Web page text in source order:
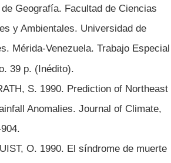
Geografía. Facultad de Ciencias
y Ambientales. Universidad de
Mérida-Venezuela. Trabajo Especial
39 p. (Inédito).
S. 1990. Prediction of Northeast
Anomalies. Journal of Climate,
O. 1990. El síndrome de muerte